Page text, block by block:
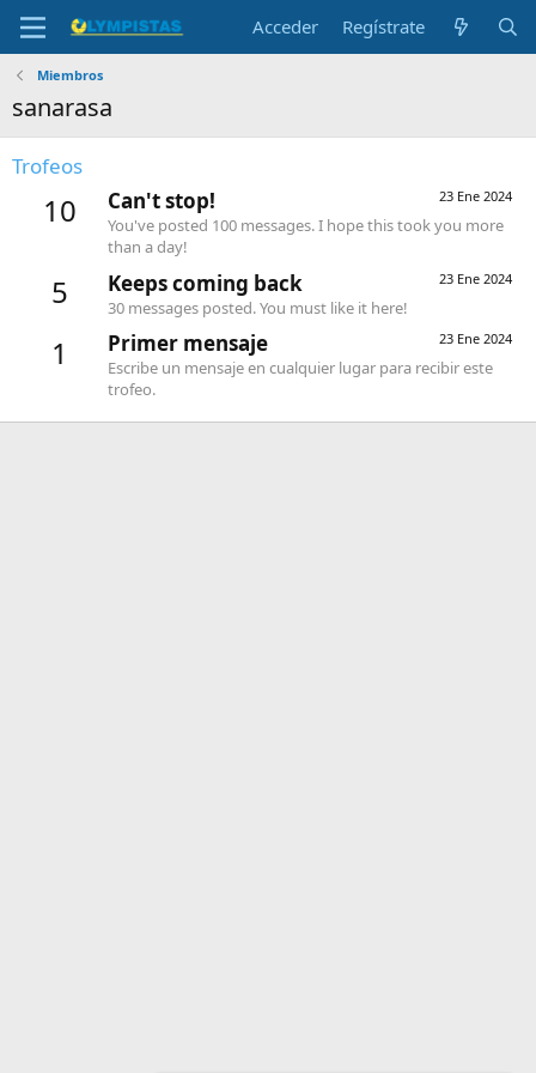
Acceder Regístrate
Miembros
sanarasa
Trofeos
10 23 Ene 2024
Can't stop!
You've posted 100 messages. I hope this took you more
than a day!
5 23 Ene 2024
Keeps coming back
30 messages posted. You must like it here!
1 23 Ene 2024
Primer mensaje
Escribe un mensaje en cualquier lugar para recibir este
trofeo.